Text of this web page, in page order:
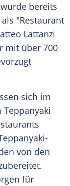
wurde bereits
"Restaurant
Lattanzi
mit über 700
sich im
Teppanyaki
von den
für